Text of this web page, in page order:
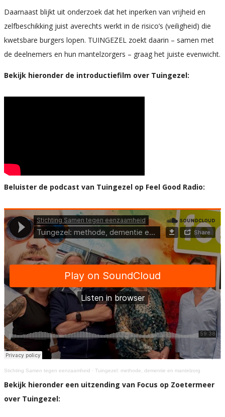
Daarnaast blijkt uit onderzoek dat het inperken van vrijheid en
zelfbeschikking juist averechts werkt in de risico’s (veiligheid) die
kwetsbare burgers lopen. TUINGEZEL zoekt daarin – samen met
de deelnemers en hun mantelzorgers – graag het juiste evenwicht.
Bekijk hieronder de introductiefilm over Tuingezel:
Beluister de podcast van Tuingezel op Feel Good Radio:
Stichting Samen tegen eenzaamheid · Tuingezel: methode, dementie en mantelzorg
Bekijk hieronder een uitzending van Focus op Zoetermeer
over Tuingezel: